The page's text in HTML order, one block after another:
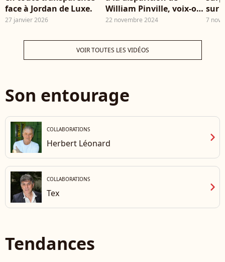
face à Jordan de Luxe.
27 janvier 2026
William Pinville, voix-off
historique de "Questions
22 novembre 2024
sur
7
VOIR TOUTES LES VIDÉOS
Son entourage
COLLABORATIONS
Herbert Léonard chevron_right
COLLABORATIONS
Tex chevron_right
Tendances